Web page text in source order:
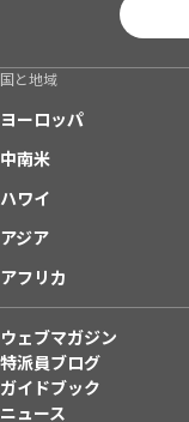
国と地域
ヨーロッパ
中南米
ハワイ
アジア
アフリカ
ウェブマガジン
特派員ブログ
ガイドブック
ニュース